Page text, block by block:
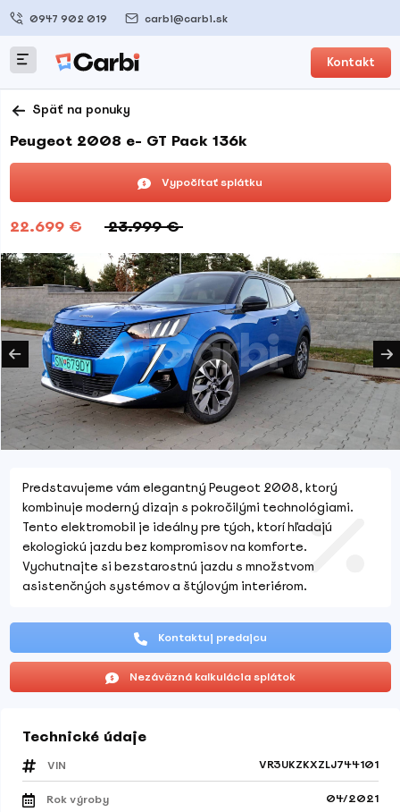
0947 902 019 carbi@carbi.sk
Kontakt
Späť na ponuky
Peugeot 2008 e- GT Pack 136k
Vypočítať splátku
22.699 € 23.999 €
Predstavujeme vám elegantný Peugeot 2008, ktorý
kombinuje moderný dizajn s pokročilými technológiami.
Tento elektromobil je ideálny pre tých, ktorí hľadajú
ekologickú jazdu bez kompromisov na komforte.
Vychutnajte si bezstarostnú jazdu s množstvom
asistenčných systémov a štýlovým interiérom.
Kontaktuj predajcu
Nezáväzná kalkulácia splátok
Technické údaje
VIN VR3UKZKXZLJ744101
Rok výroby 04/2021